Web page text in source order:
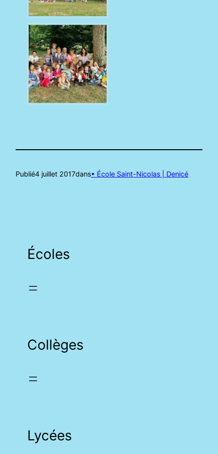
Publié4 juillet 2017dans• École Saint-Nicolas | Denicé
Écoles
Collèges
Lycées